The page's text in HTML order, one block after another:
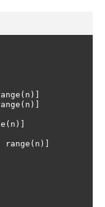
( n )]
( n )]
( n )]
range ( n )]